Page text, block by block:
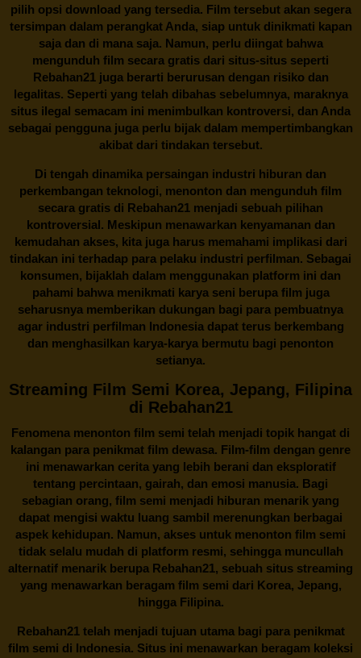
pilih opsi download yang tersedia. Film tersebut akan segera
tersimpan dalam perangkat Anda, siap untuk dinikmati kapan
saja dan di mana saja. Namun, perlu diingat bahwa
mengunduh film secara gratis dari situs-situs seperti
Rebahan21 juga berarti berurusan dengan risiko dan
legalitas. Seperti yang telah dibahas sebelumnya, maraknya
situs ilegal semacam ini menimbulkan kontroversi, dan Anda
sebagai pengguna juga perlu bijak dalam mempertimbangkan
akibat dari tindakan tersebut.
Di tengah dinamika persaingan industri hiburan dan
perkembangan teknologi, menonton dan mengunduh film
secara gratis di Rebahan21 menjadi sebuah pilihan
kontroversial. Meskipun menawarkan kenyamanan dan
kemudahan akses, kita juga harus memahami implikasi dari
tindakan ini terhadap para pelaku industri perfilman. Sebagai
konsumen, bijaklah dalam menggunakan platform ini dan
pahami bahwa menikmati karya seni berupa film juga
seharusnya memberikan dukungan bagi para pembuatnya
agar industri perfilman Indonesia dapat terus berkembang
dan menghasilkan karya-karya bermutu bagi penonton
setianya.
Streaming Film Semi Korea, Jepang, Filipina
di Rebahan21
Fenomena menonton film semi telah menjadi topik hangat di
kalangan para penikmat film dewasa. Film-film dengan genre
ini menawarkan cerita yang lebih berani dan eksploratif
tentang percintaan, gairah, dan emosi manusia. Bagi
sebagian orang, film semi menjadi hiburan menarik yang
dapat mengisi waktu luang sambil merenungkan berbagai
aspek kehidupan. Namun, akses untuk menonton film semi
tidak selalu mudah di platform resmi, sehingga muncullah
alternatif menarik berupa Rebahan21, sebuah situs streaming
yang menawarkan beragam film semi dari Korea, Jepang,
hingga Filipina.
Rebahan21telah menjadi tujuan utama bagi para penikmat
film semi di Indonesia. Situs ini menawarkan beragam koleksi